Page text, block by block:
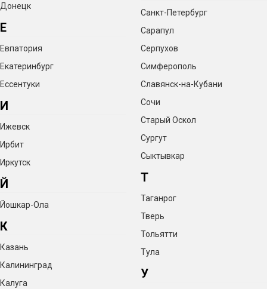
Донецк
Е
Евпатория
Екатеринбург
Ессентуки
И
Ижевск
Ирбит
Иркутск
Й
Йошкар-Ола
К
Казань
Калининград
Калуга
Санкт-Петербург
Сарапул
Серпухов
Симферополь
Славянск-на-Кубани
Сочи
Старый Оскол
Сургут
Сыктывкар
Т
Таганрог
Тверь
Тольятти
Тула
У